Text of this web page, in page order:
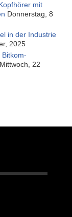
mit
Donnerstag, 8
in der Industrie
2025
Mittwoch, 22